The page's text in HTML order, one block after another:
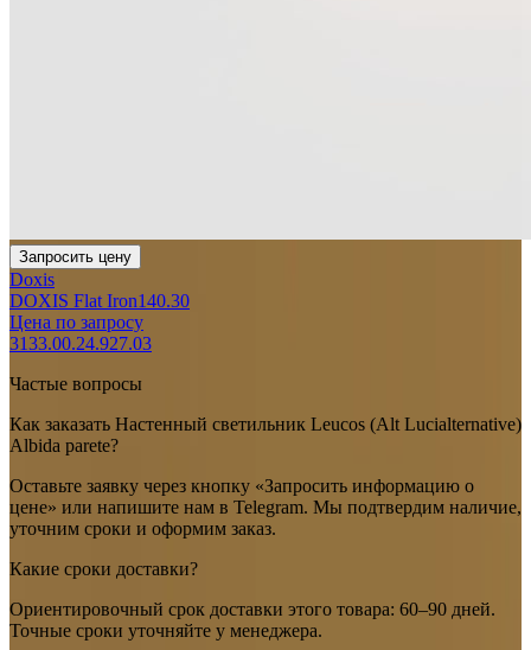
Запросить цену
Doxis
DOXIS Flat Iron140.30
Цена по запросу
3133.00.24.927.03
Частые вопросы
Как заказать Настенный светильник Leucos (Alt Lucialternative)
Albida parete?
Оставьте заявку через кнопку «Запросить информацию о
цене» или напишите нам в Telegram. Мы подтвердим наличие,
уточним сроки и оформим заказ.
Какие сроки доставки?
Ориентировочный срок доставки этого товара: 60–90 дней.
Точные сроки уточняйте у менеджера.